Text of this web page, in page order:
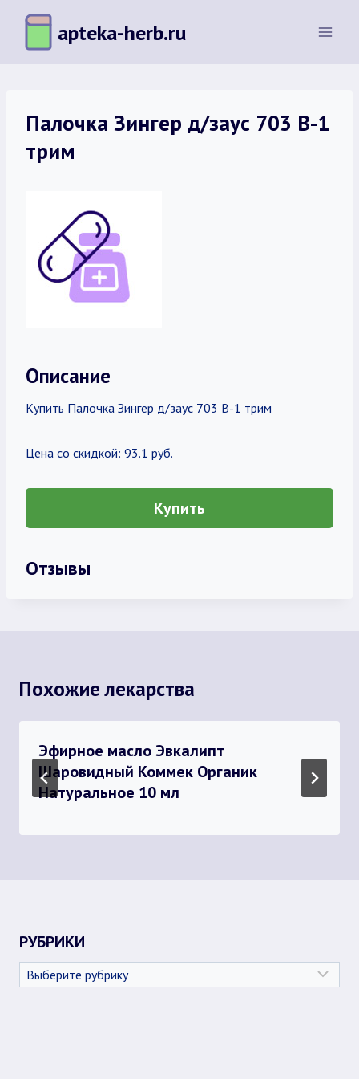
Перейти
содержимому
apteka-herb.ru
Палочка Зингер д/заус 703 В-1
трим
Описание
Купить Палочка Зингер д/заус 703 В-1 трим
Цена со скидкой: 93.1 руб.
Купить
Отзывы
Похожие лекарства
Эфирное масло Эвкалипт
Шаровидный Коммек Органик
Натуральное 10 мл
РУБРИКИ
Рубрики